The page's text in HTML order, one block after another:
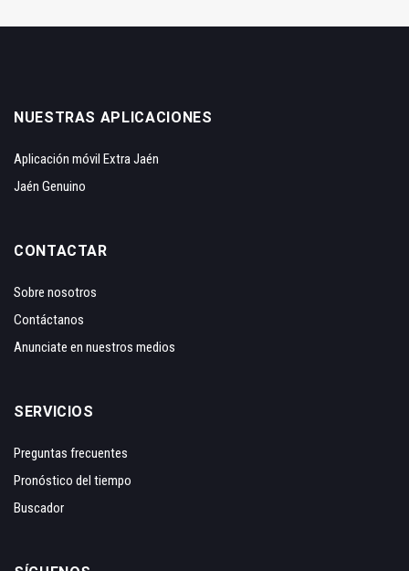
NUESTRAS APLICACIONES
Aplicación móvil Extra Jaén
Jaén Genuino
CONTACTAR
Sobre nosotros
Contáctanos
Anunciate en nuestros medios
SERVICIOS
Preguntas frecuentes
Pronóstico del tiempo
Buscador